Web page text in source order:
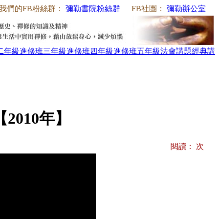
們的FB粉絲群： 彌勒書院粉絲群 FB社團： 彌勒辦公室
年級進修班三年級進修班四年級進修班五年級法會講題經典講
年】
閱讀： 次